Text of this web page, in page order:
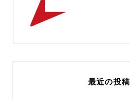
最近の投稿